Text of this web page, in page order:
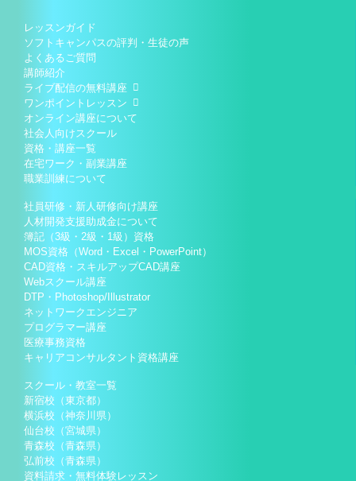
レッスンガイド
ソフトキャンパスの評判・生徒の声
よくあるご質問
講師紹介
ライブ配信の無料講座
ワンポイントレッスン
オンライン講座について
社会人向けスクール
資格・講座一覧
在宅ワーク・副業講座
職業訓練について
社員研修・新人研修向け講座
人材開発支援助成金について
簿記（3級・2級・1級）資格
MOS資格（Word・Excel・PowerPoint）
CAD資格・スキルアップCAD講座
Webスクール講座
DTP・Photoshop/Illustrator
ネットワークエンジニア
プログラマー講座
医療事務資格
キャリアコンサルタント資格講座
スクール・教室一覧
新宿校（東京都）
横浜校（神奈川県）
仙台校（宮城県）
青森校（青森県）
弘前校（青森県）
資料請求・無料体験レッスン